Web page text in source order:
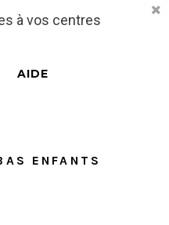
MON PANIER
AIDE
ENFANTS
à vos centres